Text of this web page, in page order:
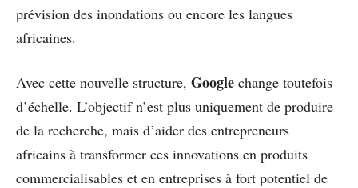
prévision des inondations ou encore les langues
africaines.
Avec cette nouvelle structure, Google change toutefois
d’échelle. L’objectif n’est plus uniquement de produire
de la recherche, mais d’aider des entrepreneurs
africains à transformer ces innovations en produits
commercialisables et en entreprises à fort potentiel de